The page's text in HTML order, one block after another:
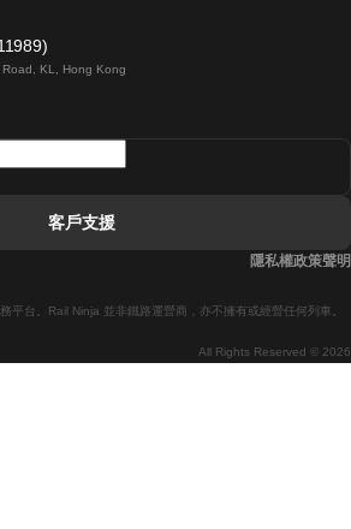
羅馬開往拿坡里的列車
KL, Hong Kong
All Rights Reserved © 2026
平台。Rail Ninja 並非鐵路運營商，亦不擁有或經營任何列車。
客戶支援
隱私權政策聲明